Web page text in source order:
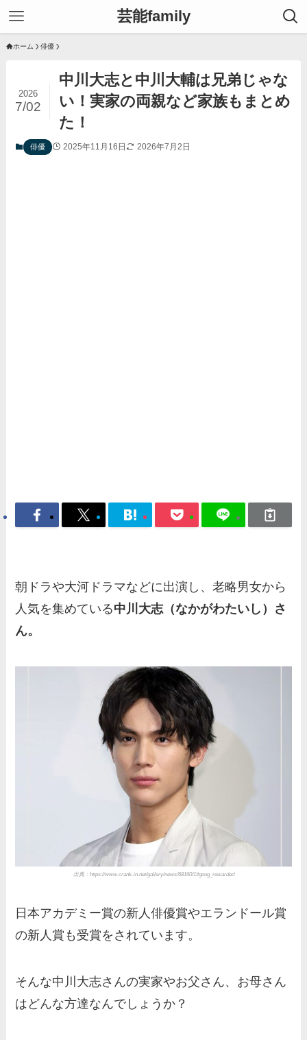
芸能family
ホーム 俳優
中川大志と中川大輔は兄弟じゃな
い！実家の両親など家族もまとめ
た！
2026
7/02
俳優 2025年11月16日 2026年7月2日
朝ドラや大河ドラマなどに出演し、老略男女から
人気を集めている中川大志（なかがわたいし）さ
ん。
出典：https://www.crank-in.net/gallery/news/68160/1#goog_rewarded
日本アカデミー賞の新人俳優賞やエランドール賞
の新人賞も受賞をされています。
そんな中川大志さんの実家やお父さん、お母さん
はどんな方達なんでしょうか？